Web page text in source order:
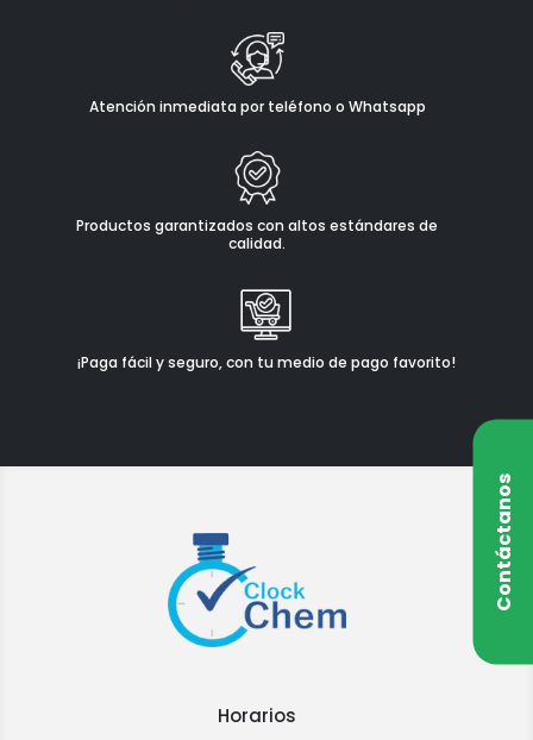
Atención inmediata por teléfono o Whatsapp
Productos garantizados con altos estándares de
calidad.
¡Paga fácil y seguro, con tu medio de pago favorito!
Contáctanos
Horarios